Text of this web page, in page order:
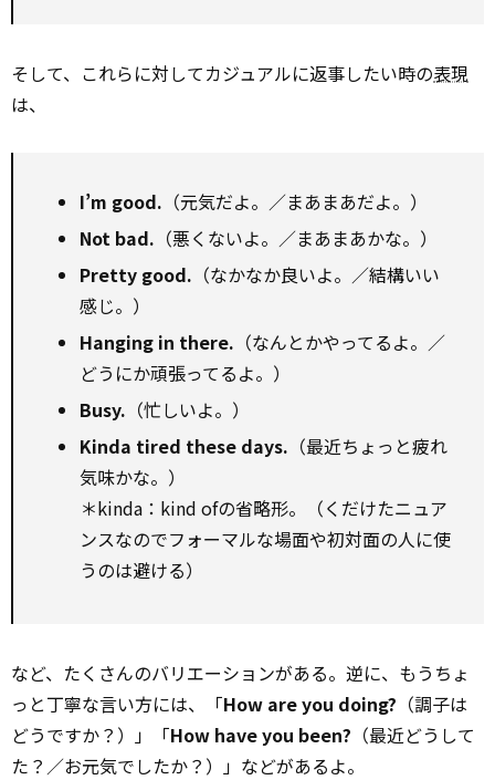
そして、これらに対してカジュアルに返事したい時の表現
は、
I’m good. （元気だよ。／まあまあだよ。）
Not bad. （悪くないよ。／まあまあかな。）
Pretty good. （なかなか良いよ。／結構いい
感じ。）
Hanging in there. （なんとかやってるよ。／
どうにか頑張ってるよ。）
Busy. （忙しいよ。）
Kinda tired these days. （最近ちょっと疲れ
気味かな。）
＊kinda：kind ofの省略形。（くだけたニュア
ンスなのでフォーマルな場面や初対面の人に使
うのは避ける）
など、たくさんのバリエーションがある。逆に、もうちょ
っと丁寧な言い方には、「How are you doing? （調子は
どうですか？）」「How have you been? （最近どうして
た？／お元気でしたか？）」などがあるよ。